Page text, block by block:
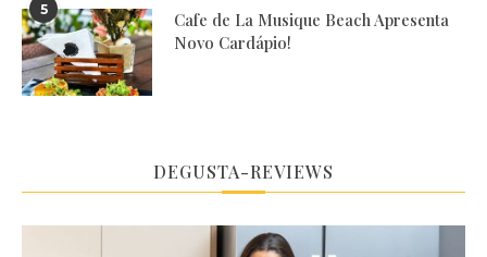
5
Cafe de La Musique Beach Apresenta
Novo Cardápio!
DEGUSTA-REVIEWS